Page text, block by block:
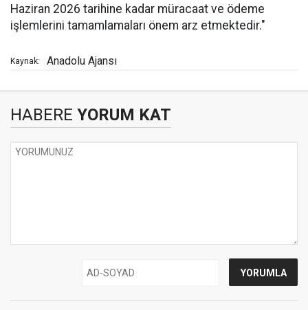
Haziran 2026 tarihine kadar müracaat ve ödeme
işlemlerini tamamlamaları önem arz etmektedir."
Kaynak: Anadolu Ajansı
HABERE YORUM KAT